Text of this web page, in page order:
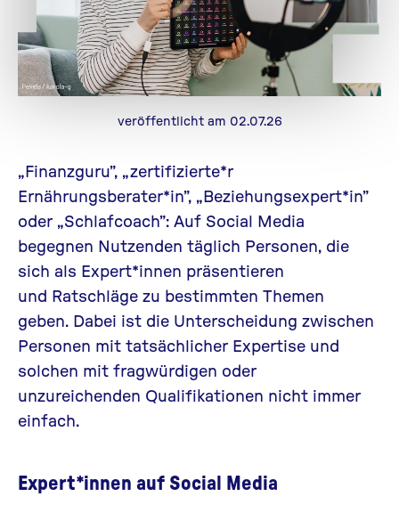
veröffentlicht am 02.07.26
„Finanzguru”, „zertifizierte*r
Ernährungsberater*in”, „Beziehungsexpert*in”
oder „Schlafcoach”: Auf Social Media
begegnen Nutzenden täglich Personen, die
sich als Expert*innen präsentieren
und Ratschläge zu bestimmten Themen
geben. Dabei ist die Unterscheidung zwischen
Personen mit tatsächlicher Expertise und
solchen mit fragwürdigen oder
unzureichenden Qualifikationen nicht immer
einfach.
Expert*innen auf Social Media